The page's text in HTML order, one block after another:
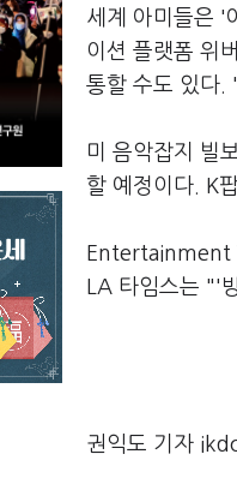
세계 아미들은 '
이션 플랫폼 위
통할 수도 있다.
미 음악잡지 빌
할 예정이다. K
Entertainment
LA 타임스는 "'
권익도 기자